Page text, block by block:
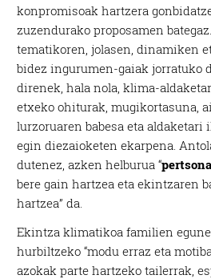
konpromisoak hartzera
zuzendurako proposamen
tematikoren, jolasen, dinamiken
bidez ingurumen-gaiak jorratuko
direnek, hala nola, klima-
etxeko ohiturak, mugikortasuna,
lurzoruaren babesa eta
egin diezaioketen ekarpena.
dutenez, azken helburua “
bere gain hartzea eta ekintzaren
hartzea” da.
Ekintza klimatikoa familien
hurbiltzeko “modu erraz eta
azokak parte hartzeko tailerrak,